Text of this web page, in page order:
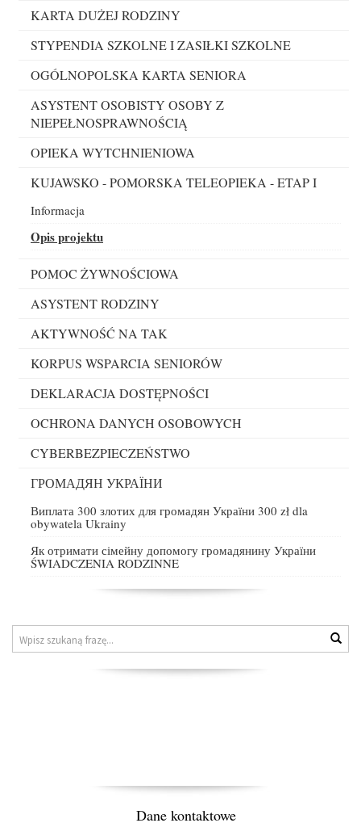
KARTA DUŻEJ RODZINY
STYPENDIA SZKOLNE I ZASIŁKI SZKOLNE
OGÓLNOPOLSKA KARTA SENIORA
ASYSTENT OSOBISTY OSOBY Z
NIEPEŁNOSPRAWNOŚCIĄ
OPIEKA WYTCHNIENIOWA
KUJAWSKO - POMORSKA TELEOPIEKA - ETAP I
Informacja
Opis projektu
POMOC ŻYWNOŚCIOWA
ASYSTENT RODZINY
AKTYWNOŚĆ NA TAK
KORPUS WSPARCIA SENIORÓW
DEKLARACJA DOSTĘPNOŚCI
OCHRONA DANYCH OSOBOWYCH
CYBERBEZPIECZEŃSTWO
ГРОМАДЯН УКРАЇНИ
Виплата 300 злотих для громадян України 300 zł dla
obywatela Ukrainy
Як отримати сімейну допомогу громадянину України
ŚWIADCZENIA RODZINNE
Znajdź
Dane kontaktowe